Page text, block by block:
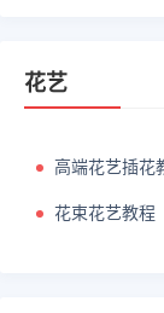
花艺
高端花艺插花
花束花艺教程